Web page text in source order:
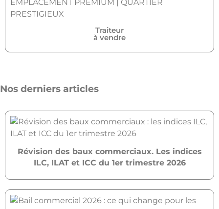
Traiteur
à vendre
Nos derniers articles
Révision des baux commerciaux. Les indices
ILC, ILAT et ICC du 1er trimestre 2026